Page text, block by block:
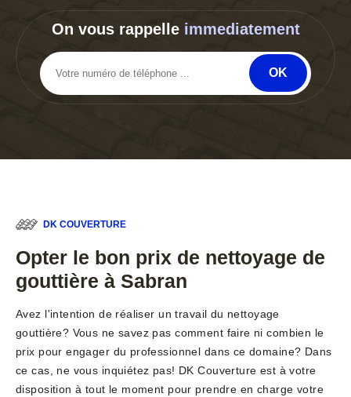
On vous rappelle immediatement
DK COUVERTURE
Opter le bon prix de nettoyage de
gouttière à Sabran
Avez l'intention de réaliser un travail du nettoyage
gouttière? Vous ne savez pas comment faire ni combien le
prix pour engager du professionnel dans ce domaine? Dans
ce cas, ne vous inquiétez pas! DK Couverture est à votre
disposition à tout le moment pour prendre en charge votre